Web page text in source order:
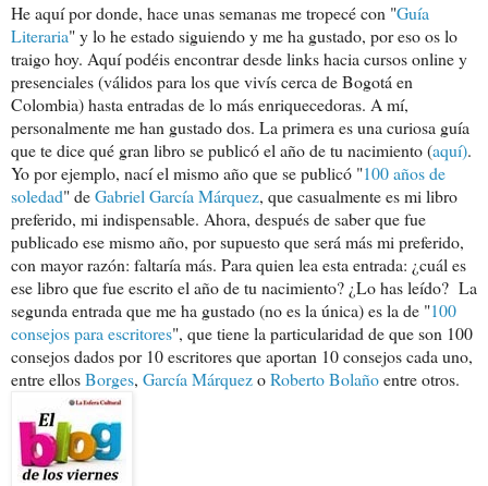
He aquí por donde, hace unas semanas me tropecé con "Guía
Literaria" y lo he estado siguiendo y me ha gustado, por eso os lo
traigo hoy. Aquí podéis encontrar desde links hacia cursos online y
presenciales (válidos para los que vivís cerca de Bogotá en
Colombia) hasta entradas de lo más enriquecedoras. A mí,
personalmente me han gustado dos. La primera es una curiosa guía
que te dice qué gran libro se publicó el año de tu nacimiento (aquí).
Yo por ejemplo, nací el mismo año que se publicó "100 años de
soledad" deGabriel García Márquez, que casualmente es mi libro
preferido, mi indispensable. Ahora, después de saber que fue
publicado ese mismo año, por supuesto que será más mi preferido,
con mayor razón: faltaría más. Para quien lea esta entrada: ¿cuál es
ese libro que fue escrito el año de tu nacimiento? ¿Lo has leído? La
segunda entrada que me ha gustado (no es la única) es la de "100
consejos para escritores", que tiene la particularidad de que son 100
consejos dados por 10 escritores que aportan 10 consejos cada uno,
entre ellosBorges, García MárquezoRoberto Bolañoentre otros.